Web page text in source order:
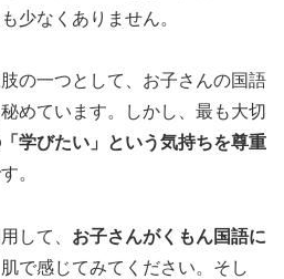
少なくありません。
の一つとして、お子さんの国語
めています。しかし、最も大切
学びたい」という気持ちを尊重
。
して、 お子さんがくもん国語に
で感じてみてください。そし